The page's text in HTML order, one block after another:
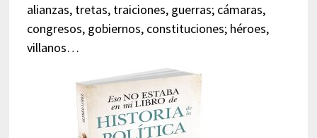
alianzas, tretas, traiciones, guerras; cámaras,
congresos, gobiernos, constituciones; héroes,
villanos…